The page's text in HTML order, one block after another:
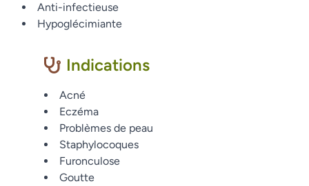
Anti-infectieuse
Hypoglécimiante
Indications
Acné
Eczéma
Problèmes de peau
Staphylocoques
Furonculose
Goutte